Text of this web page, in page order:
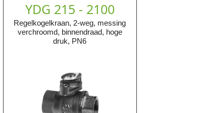
YDG 215 - 2100
Regelkogelkraan, 2-weg, messing
verchroomd, binnendraad, hoge
druk, PN6